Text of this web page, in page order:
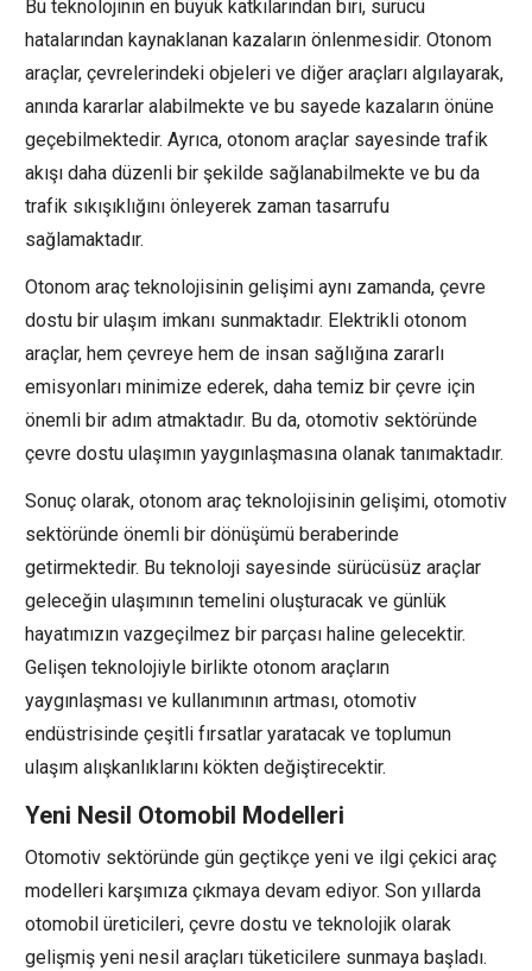
Bu teknolojinin en büyük katkılarından biri, sürücü
hatalarından kaynaklanan kazaların önlenmesidir. Otonom
araçlar, çevrelerindeki objeleri ve diğer araçları algılayarak,
anında kararlar alabilmekte ve bu sayede kazaların önüne
geçebilmektedir. Ayrıca, otonom araçlar sayesinde trafik
akışı daha düzenli bir şekilde sağlanabilmekte ve bu da
trafik sıkışıklığını önleyerek zaman tasarrufu
sağlamaktadır.
Otonom araç teknolojisinin gelişimi aynı zamanda, çevre
dostu bir ulaşım imkanı sunmaktadır. Elektrikli otonom
araçlar, hem çevreye hem de insan sağlığına zararlı
emisyonları minimize ederek, daha temiz bir çevre için
önemli bir adım atmaktadır. Bu da, otomotiv sektöründe
çevre dostu ulaşımın yaygınlaşmasına olanak tanımaktadır.
Sonuç olarak, otonom araç teknolojisinin gelişimi, otomotiv
sektöründe önemli bir dönüşümü beraberinde
getirmektedir. Bu teknoloji sayesinde sürücüsüz araçlar
geleceğin ulaşımının temelini oluşturacak ve günlük
hayatımızın vazgeçilmez bir parçası haline gelecektir.
Gelişen teknolojiyle birlikte otonom araçların
yaygınlaşması ve kullanımının artması, otomotiv
endüstrisinde çeşitli fırsatlar yaratacak ve toplumun
ulaşım alışkanlıklarını kökten değiştirecektir.
Yeni Nesil Otomobil Modelleri
Otomotiv sektöründe gün geçtikçe yeni ve ilgi çekici araç
modelleri karşımıza çıkmaya devam ediyor. Son yıllarda
otomobil üreticileri, çevre dostu ve teknolojik olarak
gelişmiş yeni nesil araçları tüketicilere sunmaya başladı.